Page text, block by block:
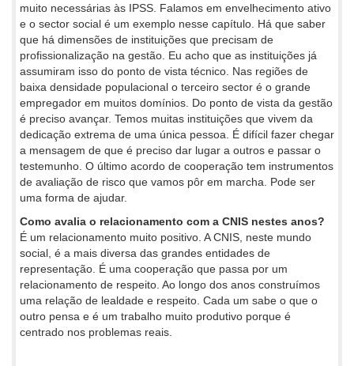
muito necessárias às IPSS. Falamos em envelhecimento ativo
e o sector social é um exemplo nesse capítulo. Há que saber
que há dimensões de instituições que precisam de
profissionalização na gestão. Eu acho que as instituições já
assumiram isso do ponto de vista técnico. Nas regiões de
baixa densidade populacional o terceiro sector é o grande
empregador em muitos domínios. Do ponto de vista da gestão
é preciso avançar. Temos muitas instituições que vivem da
dedicação extrema de uma única pessoa. É difícil fazer chegar
a mensagem de que é preciso dar lugar a outros e passar o
testemunho. O último acordo de cooperação tem instrumentos
de avaliação de risco que vamos pôr em marcha. Pode ser
uma forma de ajudar.
Como avalia o relacionamento com a CNIS nestes anos?
É um relacionamento muito positivo. A CNIS, neste mundo
social, é a mais diversa das grandes entidades de
representação. É uma cooperação que passa por um
relacionamento de respeito. Ao longo dos anos construímos
uma relação de lealdade e respeito. Cada um sabe o que o
outro pensa e é um trabalho muito produtivo porque é
centrado nos problemas reais.